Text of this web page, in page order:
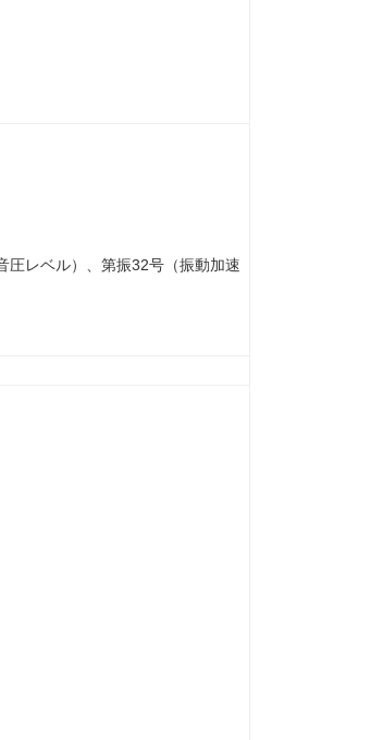
レベル）、第振32号（振動加速